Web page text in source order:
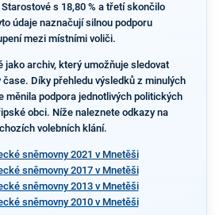
s 18,80 % a třetí skončilo
údaje naznačují silnou podporu
mezi místními voliči.
jako archiv, který umožňuje sledovat
Díky přehledu výsledků z minulých
měnila podpora jednotlivých politických
obci. Níže naleznete odkazy na
volebních klání.
sněmovny 2021 v Mnetěši
sněmovny 2017 v Mnetěši
sněmovny 2013 v Mnetěši
sněmovny 2010 v Mnetěši